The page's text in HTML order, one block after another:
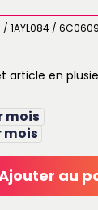
1AYL084 /
article en
mois
mois
au